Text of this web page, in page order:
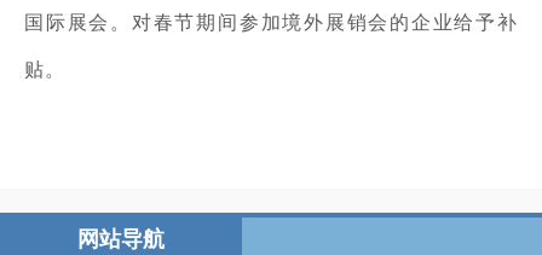
国际展会 。对春节期间参加境外展销会的企业给予补
贴。